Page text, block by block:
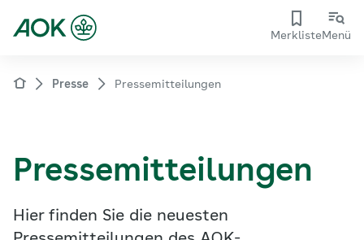
MerklisteMenü
Presse Pressemitteilungen
Pressemitteilungen
Hier finden Sie die neuesten